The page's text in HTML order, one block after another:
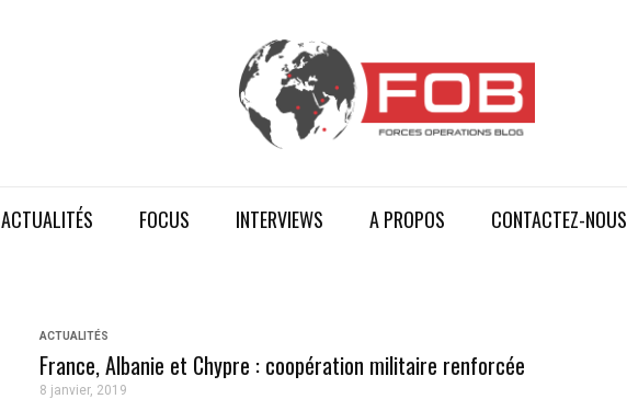
ACTUALITÉS FOCUS INTERVIEWS A PROPOS CONTACTEZ-NOUS
ACTUALITÉS
France, Albanie et Chypre : coopération militaire renforcée
8 janvier, 2019